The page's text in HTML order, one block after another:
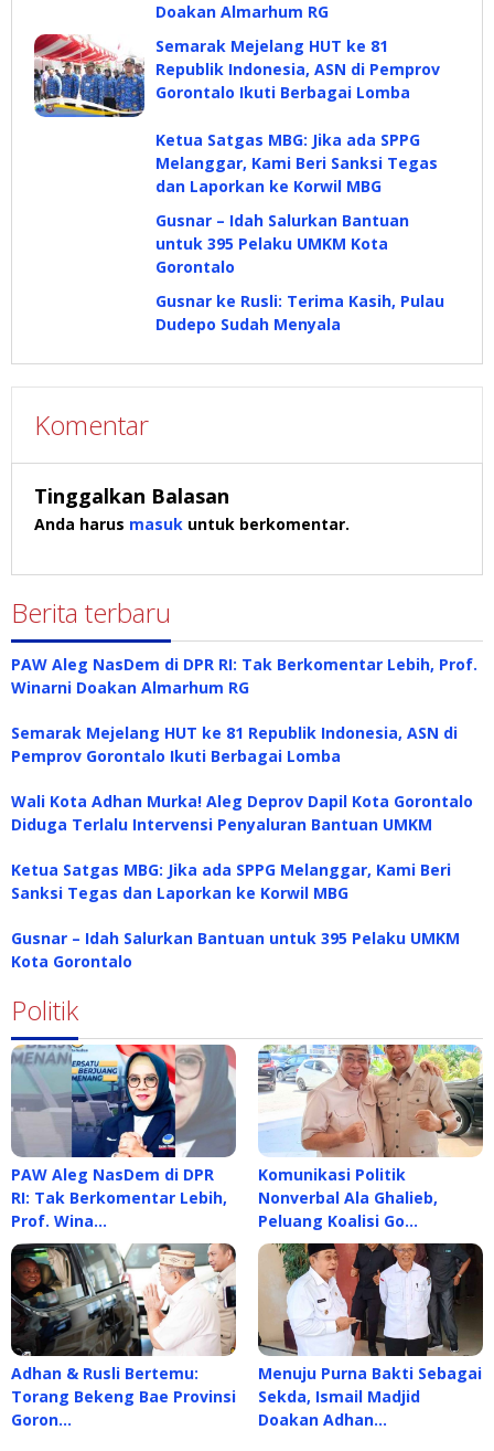
Doakan Almarhum RG
Semarak Mejelang HUT ke 81
Republik Indonesia, ASN di Pemprov
Gorontalo Ikuti Berbagai Lomba
Ketua Satgas MBG: Jika ada SPPG
Melanggar, Kami Beri Sanksi Tegas
dan Laporkan ke Korwil MBG
Gusnar – Idah Salurkan Bantuan
untuk 395 Pelaku UMKM Kota
Gorontalo
Gusnar ke Rusli: Terima Kasih, Pulau
Dudepo Sudah Menyala
Komentar
Tinggalkan Balasan
Anda harus masuk untuk berkomentar.
Berita terbaru
PAW Aleg NasDem di DPR RI: Tak Berkomentar Lebih, Prof.
Winarni Doakan Almarhum RG
Semarak Mejelang HUT ke 81 Republik Indonesia, ASN di
Pemprov Gorontalo Ikuti Berbagai Lomba
Wali Kota Adhan Murka! Aleg Deprov Dapil Kota Gorontalo
Diduga Terlalu Intervensi Penyaluran Bantuan UMKM
Ketua Satgas MBG: Jika ada SPPG Melanggar, Kami Beri
Sanksi Tegas dan Laporkan ke Korwil MBG
Gusnar – Idah Salurkan Bantuan untuk 395 Pelaku UMKM
Kota Gorontalo
Politik
PAW Aleg NasDem di DPR
RI: Tak Berkomentar Lebih,
Prof. Wina…
Komunikasi Politik
Nonverbal Ala Ghalieb,
Peluang Koalisi Go…
Adhan & Rusli Bertemu:
Torang Bekeng Bae Provinsi
Goron…
Menuju Purna Bakti Sebagai
Sekda, Ismail Madjid
Doakan Adhan…